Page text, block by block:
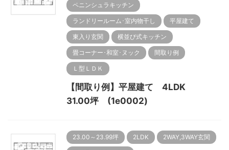
ペニンシュラキッチン
ランドリールーム･室内物干し 平屋建て
東入り玄関 横並び式キッチン
畳コーナー･和室･ヌック 間取り例
Ｌ型ＬＤＫ
【間取り例】平屋建て 4LDK
31.00坪 (1e0002)
23.00～23.99坪 2LDK 2WAY,3WAY玄関